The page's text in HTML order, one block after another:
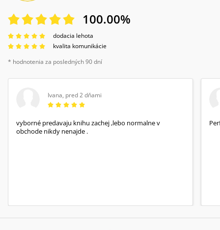
100.00%
dodacia lehota
kvalita komunikácie
* hodnotenia za posledných 90 dní
Ivana, pred 2 dňami
vyborné predavaju knihu zachej ,lebo normalne v
obchode nikdy nenajde .